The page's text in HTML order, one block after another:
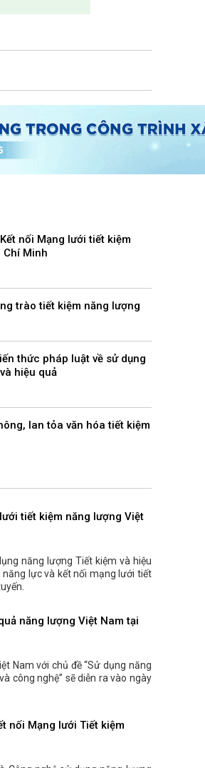
nối Mạng lưới tiết kiệm
Chí Minh
trào tiết kiệm năng lượng
thức pháp luật về sử dụng
hiệu quả
lan tỏa văn hóa tiết kiệm
tiết kiệm năng lượng Việt
năng lượng Tiết kiệm và hiệu
năng lực và kết nối mạng lưới tiết
năng lượng Việt Nam tại
Nam với chủ đề “Sử dụng năng
công nghệ” sẽ diễn ra vào ngày
nối Mạng lưới Tiết kiệm